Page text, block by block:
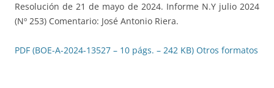
Resolución de 21 de mayo de 2024. Informe N.Y julio 2024
(Nº 253) Comentario: José Antonio Riera.
PDF (BOE-A-2024-13527 – 10 págs. – 242 KB) Otros formatos